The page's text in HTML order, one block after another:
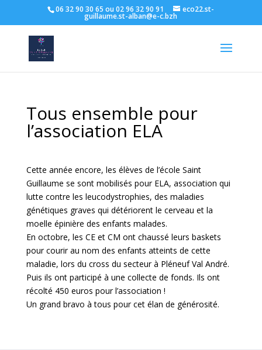
06 32 90 30 65 ou 02 96 32 90 91 eco22.st-
guillaume.st-alban@e-c.bzh
Tous ensemble pour
l’association ELA
Cette année encore, les élèves de l’école Saint
Guillaume se sont mobilisés pour ELA, association qui
lutte contre les leucodystrophies, des maladies
génétiques graves qui détériorent le cerveau et la
moelle épinière des enfants malades.
En octobre, les CE et CM ont chaussé leurs baskets
pour courir au nom des enfants atteints de cette
maladie, lors du cross du secteur à Pléneuf Val André.
Puis ils ont participé à une collecte de fonds. Ils ont
récolté 450 euros pour l’association !
Un grand bravo à tous pour cet élan de générosité.